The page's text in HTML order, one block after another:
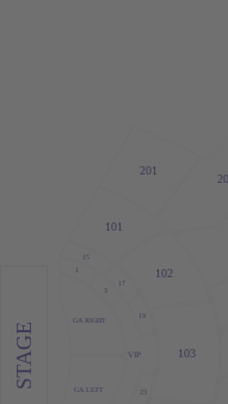
GA RIGHT
GA LEFT
VIP
3
15
17
19
23
101
102
103
201
STAGE